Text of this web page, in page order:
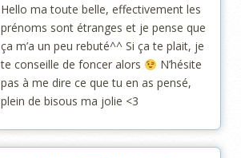
Hello ma toute belle, effectivement les
prénoms sont étranges et je pense que
ça m’a un peu rebuté^^ Si ça te plait, je
te conseille de foncer alors
N’hésite
pas à me dire ce que tu en as pensé,
plein de bisous ma jolie <3